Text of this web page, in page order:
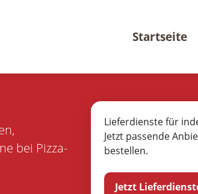
Startseite
bei Pizza-
Lieferdienste für
Jetzt passende
bestellen.
Jetzt